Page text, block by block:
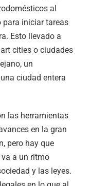
al
para iniciar tareas
Esto llevado a
cities o ciudades
un
ciudad entera
las herramientas
en la gran
pero hay que
a un ritmo
y las leyes.